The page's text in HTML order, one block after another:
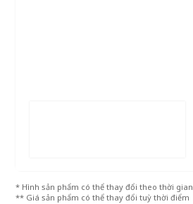
* Hình sản phẩm có thể thay đổi theo thời gian
** Giá sản phẩm có thể thay đổi tuỳ thời điểm